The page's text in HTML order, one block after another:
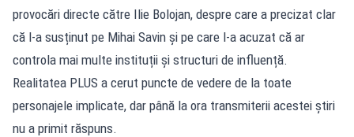
provocări directe către Ilie Bolojan, despre care a precizat clar
că l-a susținut pe Mihai Savin și pe care l-a acuzat că ar
controla mai multe instituții și structuri de influență.
Realitatea PLUS a cerut puncte de vedere de la toate
personajele implicate, dar până la ora transmiterii acestei știri
nu a primit răspuns.